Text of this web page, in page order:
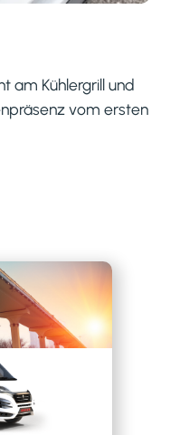
am Kühlergrill und
vom ersten